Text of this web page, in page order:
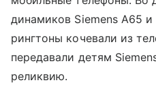
динамиков Siemens A65
рингтоны кочевали из
передавали детям
реликвию.